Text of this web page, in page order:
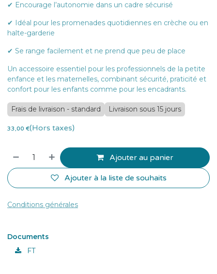
✔ Encourage l’autonomie dans un cadre sécurisé
✔ Idéal pour les promenades quotidiennes en crèche ou en
halte-garderie
✔ Se range facilement et ne prend que peu de place
Un accessoire essentiel pour les professionnels de la petite
enfance et les maternelles, combinant sécurité, praticité et
confort pour les enfants comme pour les encadrants.
Frais de livraison - standard Livraison sous 15 jours
33,00 €(Hors taxes)
Ajouter au panier
Ajouter à la liste de souhaits
Conditions générales
Documents
FT